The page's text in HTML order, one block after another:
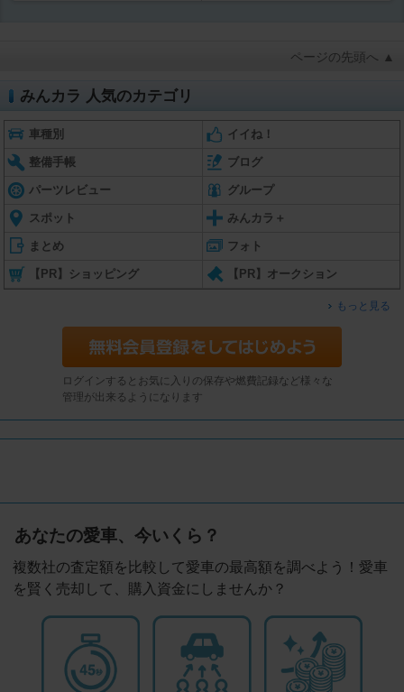
ページの先頭へ ▲
みんカラ 人気のカテゴリ
車種別 イイね！
整備手帳 ブログ
パーツレビュー グループ
スポット みんカラ＋
まとめ フォト
【PR】ショッピング 【PR】オークション
もっと見る
ログインするとお気に入りの保存や燃費記録など様々な
管理が出来るようになります
あなたの愛車、今いくら？
複数社の査定額を比較して愛車の最高額を調べよう！愛車
を賢く売却して、購入資金にしませんか？